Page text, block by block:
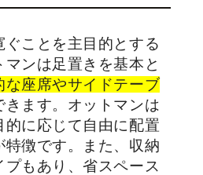
ぐことを主目的とする
ンは足置きを基本と
な座席やサイドテーブ
きます。オットマンは
に応じて自由に配置
特徴です。また、収納
もあり、省スペース